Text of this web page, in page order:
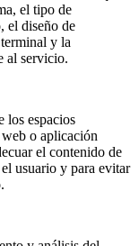
el tipo de
el diseño de
y la
al servicio.
los espacios
o aplicación
el contenido de
usuario y para evitar